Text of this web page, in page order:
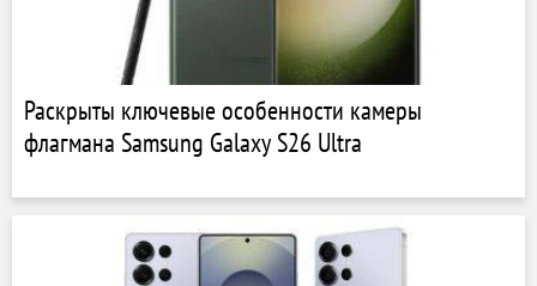
Раскрыты ключевые особенности камеры
флагмана Samsung Galaxy S26 Ultra